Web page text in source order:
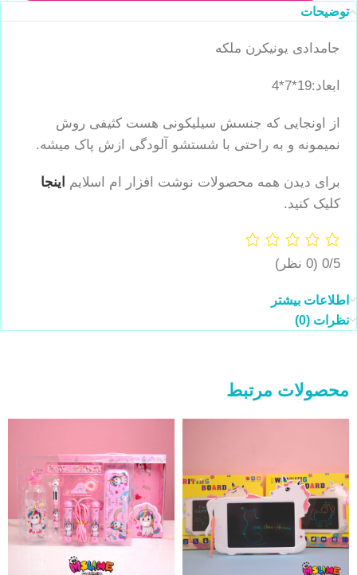
توضیحات
جامدادی یونیکرن ملکه
ابعاد:19*7*4
از اونجایی که جنسش سیلیکونی هست کثیفی روش
نمیمونه و به راحتی با شستشو آلودگی ازش پاک میشه.
برای دیدن همه محصولات نوشت افزار ام اسلایم
اینجا
کلیک کنید.
0/5 (0 نظر)
اطلاعات بیشتر
نظرات (0)
محصولات مرتبط